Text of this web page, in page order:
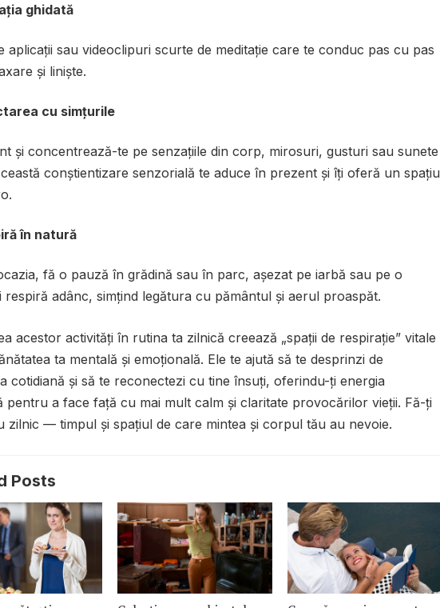
ghidată
aplicații sau videoclipuri scurte de meditație care te conduc pas cu pas
și liniște.
cu simțurile
și concentrează-te pe senzațiile din corp, mirosuri, gusturi sau sunete
conștientizare senzorială te aduce în prezent și îți oferă un spațiu
în natură
fă o pauză în grădină sau în parc, așezat pe iarbă sau pe o
respiră adânc, simțind legătura cu pământul și aerul proaspăt.
acestor activități în rutina ta zilnică creează „spații de respirație” vitale
ta mentală și emoțională. Ele te ajută să te desprinzi de
cotidiană și să te reconectezi cu tine însuți, oferindu-ți energia
pentru a face față cu mai mult calm și claritate provocărilor vieții. Fă-ți
zilnic — timpul și spațiul de care mintea și corpul tău au nevoie.
Posts